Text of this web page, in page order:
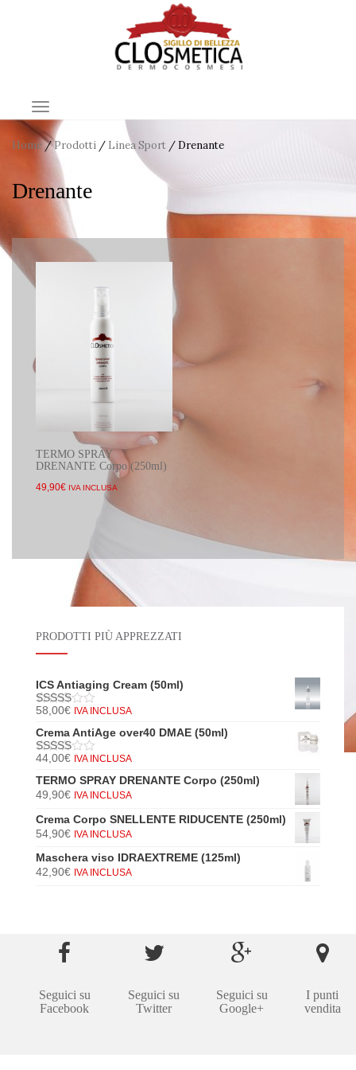
Home/Prodotti / Linea Sport / Drenante
Drenante
TERMO SPRAY
DRENANTE Corpo (250ml)
49,90€ IVA INCLUSA
PRODOTTI PIÙ APPREZZATI
ICS Antiaging Cream (50ml)
5di 5
58,00€ IVA INCLUSA
Crema AntiAge over40 DMAE (50ml)
5di 5
44,00€ IVA INCLUSA
TERMO SPRAY DRENANTE Corpo (250ml)
49,90€ IVA INCLUSA
Crema Corpo SNELLENTE RIDUCENTE (250ml)
54,90€ IVA INCLUSA
Maschera viso IDRAEXTREME (125ml)
42,90€ IVA INCLUSA
Seguici su
Facebook
Seguici su
Twitter
Seguici su
Google+
I punti
vendita